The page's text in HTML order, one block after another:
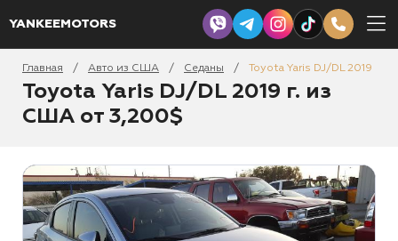
YANKEEMOTORS
Главная / Авто из США / Седаны / Toyota Yaris DJ/DL 2019
Toyota Yaris DJ/DL 2019 г. из
США от 3,200$